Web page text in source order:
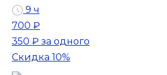
9 ч
700 ₽
350 ₽ за одного
Скидка 10%